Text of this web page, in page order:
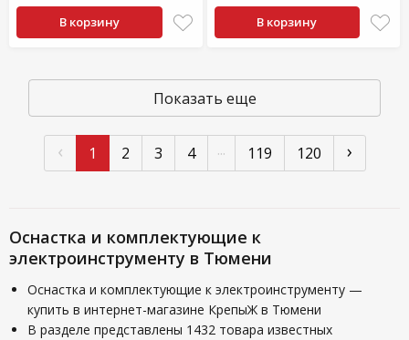
В корзину В корзину
Показать еще
‹ 1 2 3 4 ... 119 120 ›
Оснастка и комплектующие к
электроинструменту в Тюмени
Оснастка и комплектующие к электроинструменту —
купить в интернет-магазине КрепыЖ в Тюмени
В разделе представлены 1432 товара известных